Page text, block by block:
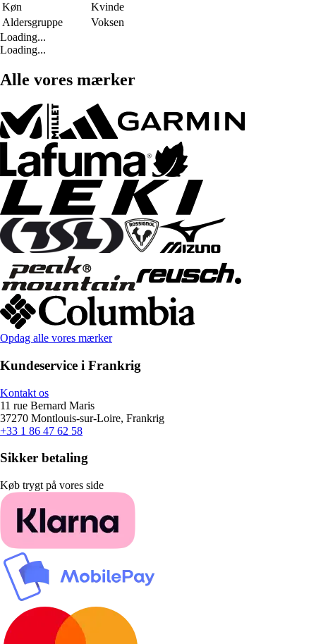
Køn
Kvinde
Aldersgruppe
Voksen
Loading...
Loading...
Alle vores mærker
Opdag alle vores mærker
Kundeservice i Frankrig
Kontakt os
11 rue Bernard Maris
37270 Montlouis-sur-Loire, Frankrig
+33 1 86 47 62 58
Sikker betaling
Køb trygt på vores side